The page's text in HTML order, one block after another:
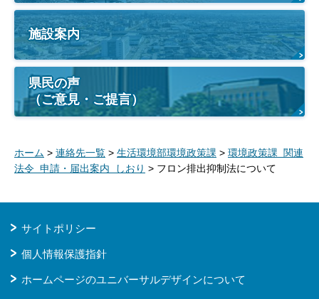
施設案内
県民の声
（ご意見・ご提言）
ホーム > 連絡先一覧 > 生活環境部環境政策課 > 環境政策課 関連
法令 申請・届出案内 しおり > フロン排出抑制法について
サイトポリシー
個人情報保護指針
ホームページのユニバーサルデザインについて